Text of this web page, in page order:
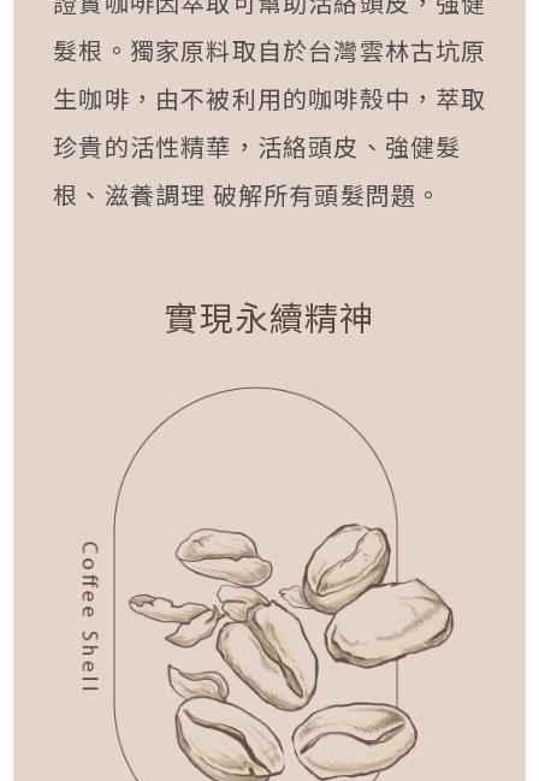
髮根。獨家原料取自於台灣雲林古坑原
生咖啡，由不被利用的咖啡殼中，萃取
珍貴的活性精華，活絡頭皮、強健髮
根、滋養調理 破解所有頭髮問題。
實現永續精神